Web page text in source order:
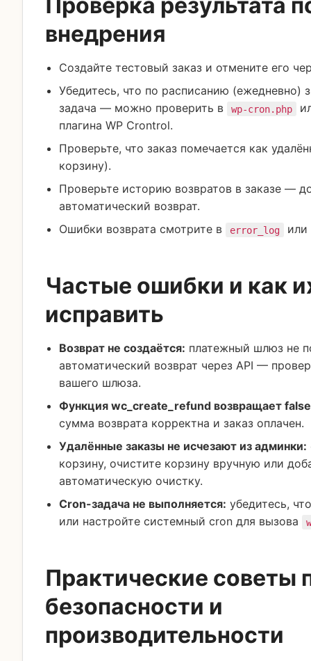
Проверка результата
внедрения
Создайте тестовый заказ и отмените его
Убедитесь, что по расписанию (ежедневно)
задача — можно проверить в
wp-cron.php
плагина WP Crontrol.
Проверьте, что заказ помечается как
корзину).
Проверьте историю возвратов в заказе —
автоматический возврат.
Ошибки возврата смотрите в
error_log или
Частые ошибки и как
исправить
Возврат не создаётся: платежный шлюз не
автоматический возврат через API —
вашего шлюза.
Функция wc_create_refund возвращает
сумма возврата корректна и заказ оплачен.
Удалённые заказы не исчезают из админки:
корзину, очистите корзину вручную или
автоматическую очистку.
Cron-задача не выполняется: убедитесь,
или настройте системный cron для вызова
Практические советы
безопасности и
производительности